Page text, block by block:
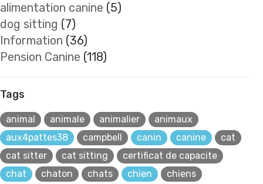
alimentation canine (5)
dog sitting (7)
Information (36)
Pension Canine (118)
Tags
animal animale animalier
animaux
aux4pattes38
campbell canin canine
cat
cat sitter
cat sitting
certificat de capacite
chat
chaton chats chien
chiens